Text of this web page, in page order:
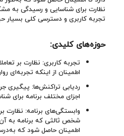
نظارت برای شناسایی و رسیدگی به
تجربه کاربری و دسترسی کلی بسیار
حوزه‌های کلیدی:
تجربه کاربری: نظارت بر
اطمینان از اینکه تجربه‌ای
ردیابی تراکنش‌ها: پیگیری
اجزای مختلف برنامه برای
شخص ثالثی که برنامه به
اطمینان حاصل شود که